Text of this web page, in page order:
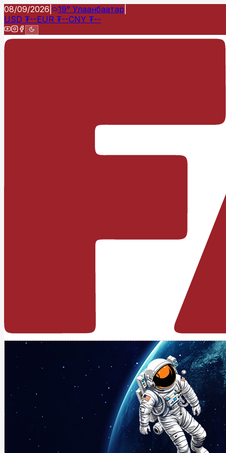
08/09/2026 19° Улаанбаатар
USD ₮--EUR ₮--CNY ₮--